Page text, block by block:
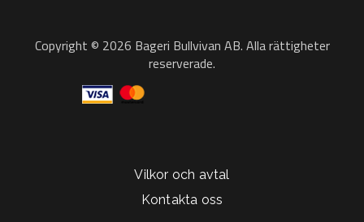
Copyright © 2026 Bageri Bullvivan AB. Alla rättigheter
reserverade.
Vilkor och avtal
Kontakta oss